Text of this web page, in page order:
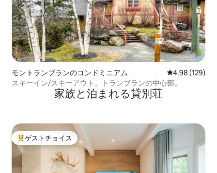
モントランブランのコンドミニアム レビュー129
4.98 (129)
スキーイン/スキーアウト。トランブランの中心部。
家族と泊まれる貸別荘
大好評のゲストチョイスです。
ゲストチョイス